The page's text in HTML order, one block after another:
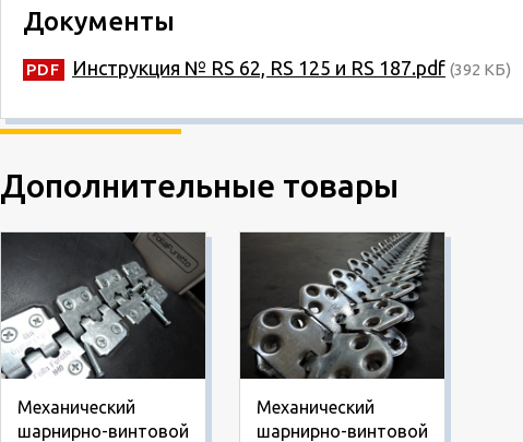
Документы
Инструкция № RS 62, RS 125 и RS 187.pdf (392 КБ)
Дополнительные товары
Механический
шарнирно-винтовой
Механический
шарнирно-винтовой